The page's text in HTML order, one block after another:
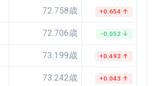
72.758歳 +0.654 ↑
72.706歳 -0.052 ↓
73.199歳 +0.493 ↑
73.242歳 +0.043 ↑